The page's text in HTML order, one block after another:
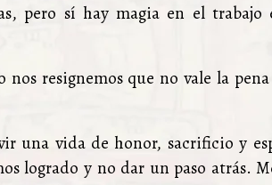
pero sí hay magia en el
nos resignemos que no vale la
una vida de honor, sacrificio y
logrado y no dar un paso atrás.